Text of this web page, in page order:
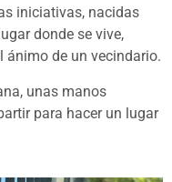
iniciativas, nacidas
donde se vive,
ánimo de un vecindario.
unas manos
para hacer un lugar